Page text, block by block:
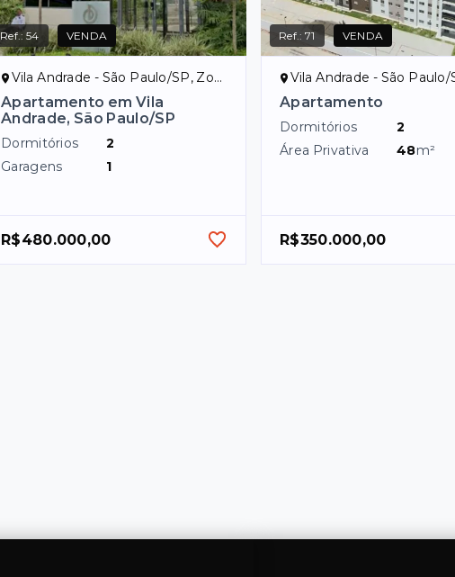
Ref.:54 VENDA
Vila Andrade - São Paulo/SP, Zona Sul
Apartamento em Vila
Andrade, São Paulo/SP
Dormitórios
2
Garagens
1
R$480.000,00
Ref.:71 VENDA
Vila Andrade - São Paulo/SP,
Apartamento
Dormitórios
2
Área Privativa
48m²
R$350.000,00